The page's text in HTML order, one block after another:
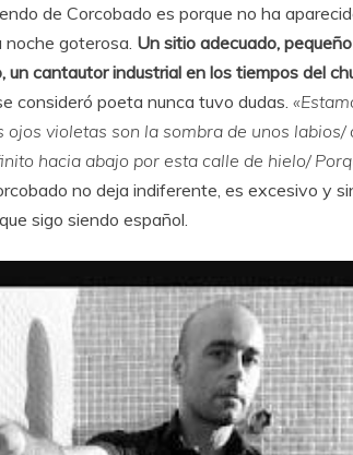
de Corcobado es porque no ha
goterosa. Un sitio adecuado,
un cantautor industrial en los tiempos del
consideró poeta nunca tuvo dudas.
violetas son la sombra de unos labios/
hacia abajo por esta calle de hielo/
no deja indiferente, es excesivo y
sigo siendo español.